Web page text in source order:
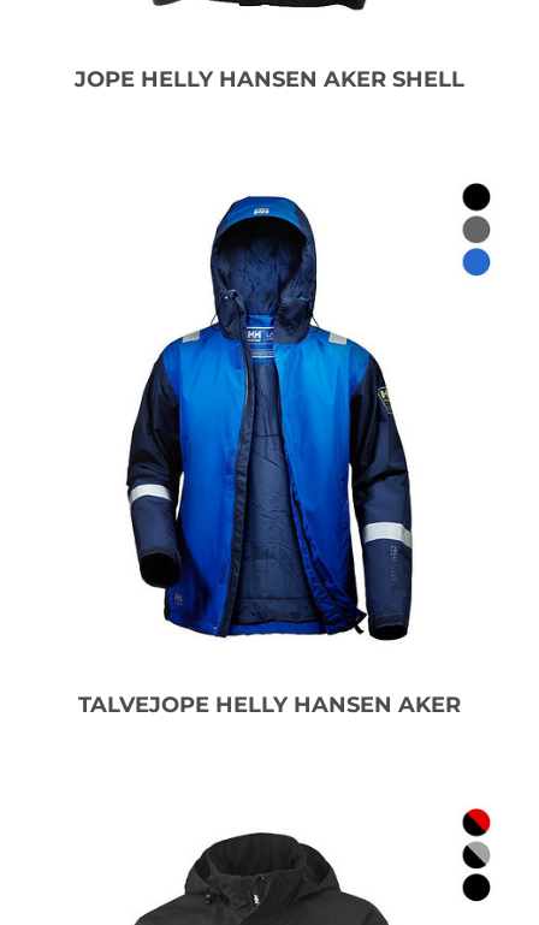
JOPE HELLY HANSEN AKER SHELL
TALVEJOPE HELLY HANSEN AKER